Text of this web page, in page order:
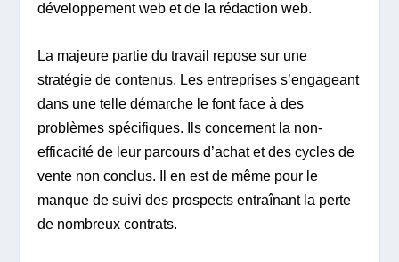
développement web et de la rédaction web.
La majeure partie du travail repose sur une
stratégie de contenus. Les entreprises s’engageant
dans une telle démarche le font face à des
problèmes spécifiques. Ils concernent la non-
efficacité de leur parcours d’achat et des cycles de
vente non conclus. Il en est de même pour le
manque de suivi des prospects entraînant la perte
de nombreux contrats.